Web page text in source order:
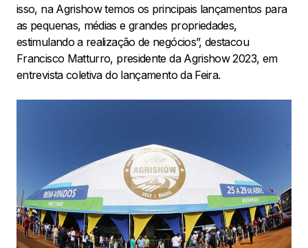
isso, na Agrishow temos os principais lançamentos para
as pequenas, médias e grandes propriedades,
estimulando a realização de negócios”, destacou
Francisco Matturro, presidente da Agrishow 2023, em
entrevista coletiva do lançamento da Feira.